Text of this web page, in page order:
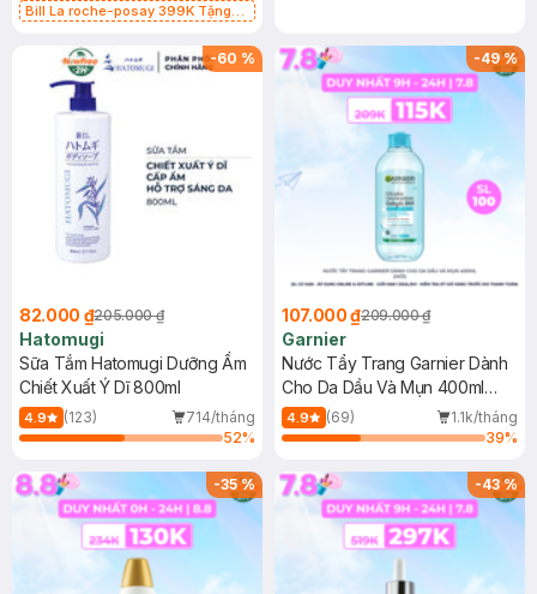
Bill La roche-posay 399K Tặng
(SL có hạn)
-60 %
82.000 ₫205.000 ₫
Hatomugi
Sữa Tắm Hatomugi Dưỡng Ẩm
Chiết Xuất Ý Dĩ 800ml
4.9 (123)
714/tháng
52%
-49%
107.000 ₫209.000 ₫
Garnier
Nước Tẩy Trang Garnier Dành
Cho Da Dầu Và Mụn 400ml
(Mới)
4.9 (69)
1.1k/tháng
39%
-35% -43%